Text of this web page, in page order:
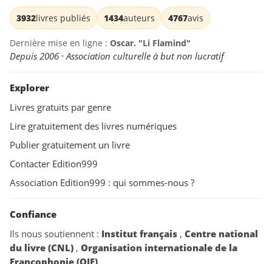
3932livres publiés 1434auteurs 4767avis
Dernière mise en ligne : Oscar. "Li Flamind"
Depuis 2006 · Association culturelle à but non lucratif
Explorer
Livres gratuits par genre
Lire gratuitement des livres numériques
Publier gratuitement un livre
Contacter Edition999
Association Edition999 : qui sommes-nous ?
Confiance
Ils nous soutiennent : Institut français , Centre national
du livre (CNL) , Organisation internationale de la